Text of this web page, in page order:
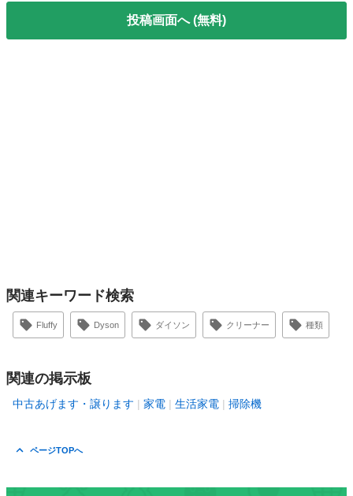
投稿画面へ (無料)
関連キーワード検索
Fluffy Dyson ダイソン クリーナー 種類
関連の掲示板
中古あげます・譲ります 家電 生活家電 掃除機
ページTOPへ